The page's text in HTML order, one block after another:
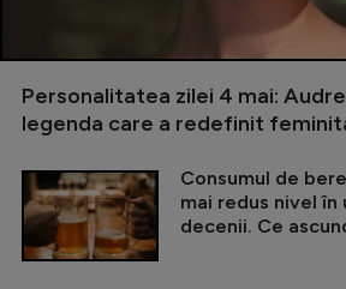
Personalitatea zilei 4 mai:
legenda care a redefinit
Consumul de
mai redus nivel
decenii. Ce